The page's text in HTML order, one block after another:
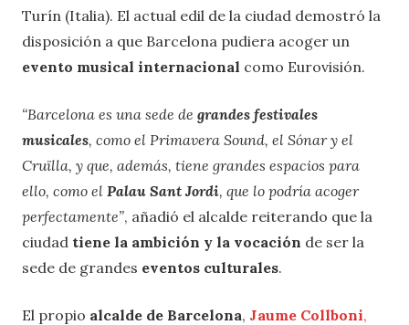
Turín (Italia). El actual edil de la ciudad demostró la
disposición a que Barcelona pudiera acoger un
evento musical internacional como Eurovisión.
“Barcelona es una sede de grandes festivales
musicales, como el Primavera Sound, el Sónar y el
Cruïlla, y que, además, tiene grandes espacios para
ello, como el Palau Sant Jordi, que lo podría acoger
perfectamente”, añadió el alcalde reiterando que la
ciudad tiene la ambición y la vocación de ser la
sede de grandes eventos culturales.
El propio alcalde de Barcelona, Jaume Collboni,